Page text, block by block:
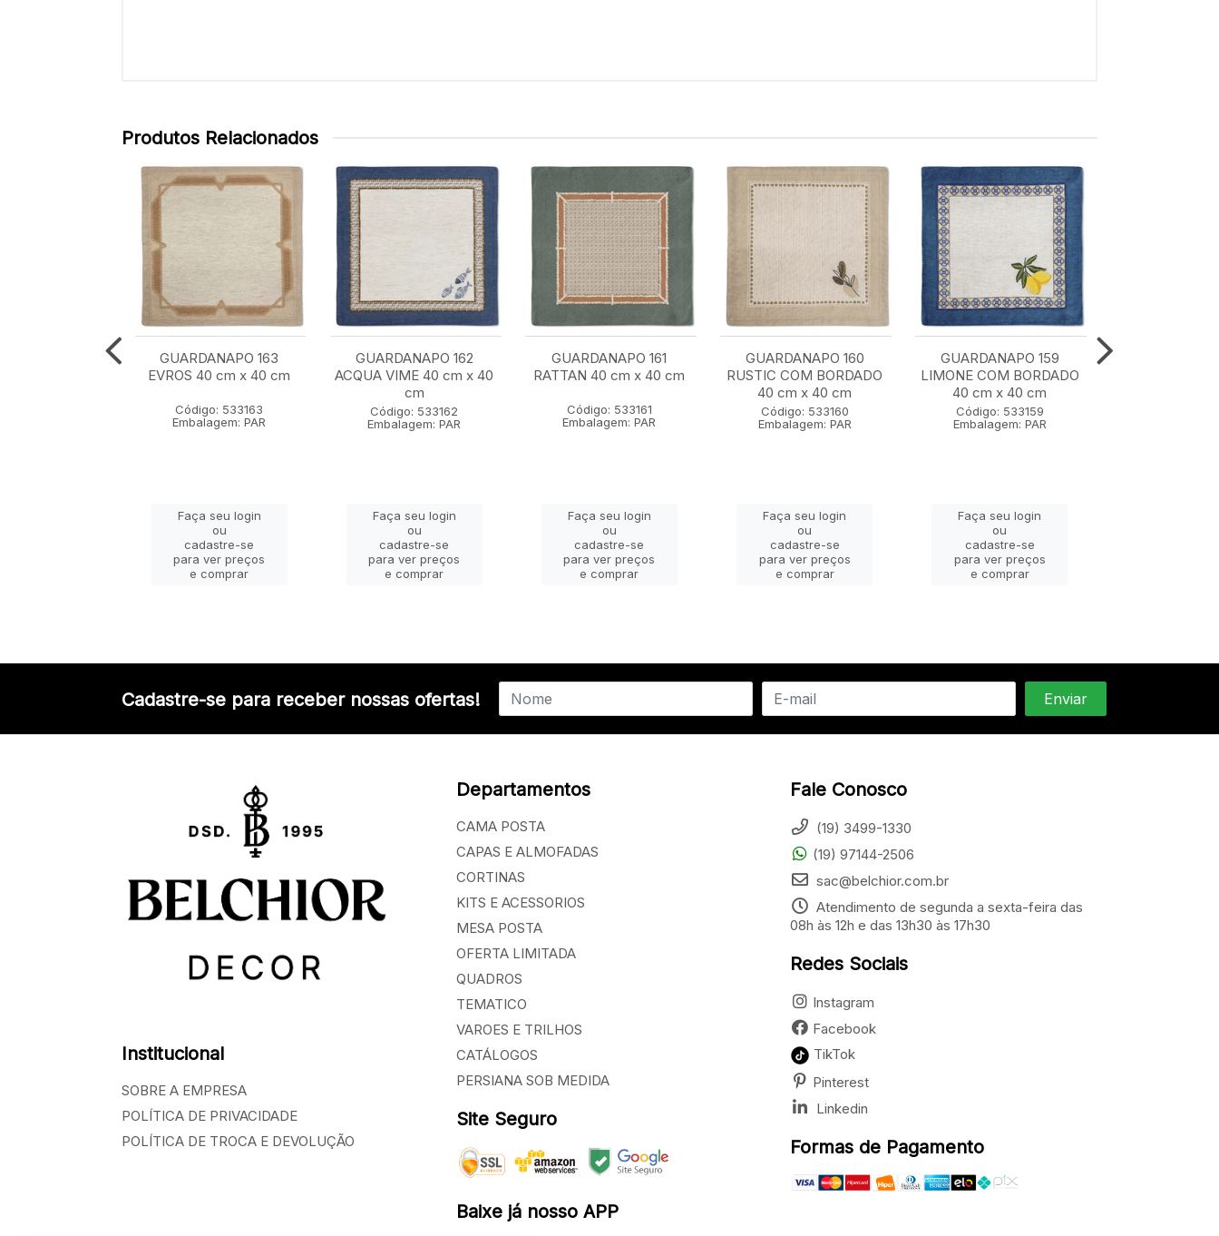
Produtos Relacionados
GUARDANAPO 163
EVROS 40 cm x 40 cm
Código: 533163
Embalagem: PAR
Faça seu login
ou
cadastre-se
para ver preços
e comprar
GUARDANAPO 162
ACQUA VIME 40 cm x 40
cm
Código: 533162
Embalagem: PAR
Faça seu login
ou
cadastre-se
para ver preços
e comprar
GUARDANAPO 161
RATTAN 40 cm x 40 cm
Código: 533161
Embalagem: PAR
Faça seu login
ou
cadastre-se
para ver preços
e comprar
GUARDANAPO 160
RUSTIC COM BORDADO
40 cm x 40 cm
Código: 533160
Embalagem: PAR
Faça seu login
ou
cadastre-se
para ver preços
e comprar
GUARDANAPO 159
LIMONE COM BORDADO
40 cm x 40 cm
Código: 533159
Embalagem: PAR
Faça seu login
ou
cadastre-se
para ver preços
e comprar
Cadastre-se para receber nossas ofertas!
Institucional
SOBRE A EMPRESA
POLÍTICA DE PRIVACIDADE
POLÍTICA DE TROCA E DEVOLUÇÃO
Departamentos
CAMA POSTA
CAPAS E ALMOFADAS
CORTINAS
KITS E ACESSORIOS
MESA POSTA
OFERTA LIMITADA
QUADROS
TEMATICO
VAROES E TRILHOS
CATÁLOGOS
PERSIANA SOB MEDIDA
Site Seguro
Baixe já nosso APP
Fale Conosco
(19) 3499-1330
(19) 97144-2506
sac@belchior.com.br
Atendimento de segunda a sexta-feira das
08h às 12h e das 13h30 às 17h30
Redes Sociais
Instagram
Facebook
TikTok
Pinterest
Linkedin
Formas de Pagamento